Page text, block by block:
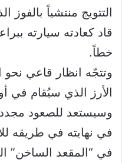
التتويج منتشياً
قاد كعادته سيارته
خطاً.
وتتجّه انظار قاعي نحو
الأرز الذي سيُقام في
وسيستعد للصعود
في نهايته في طريقه
في “المقعد الساخن”